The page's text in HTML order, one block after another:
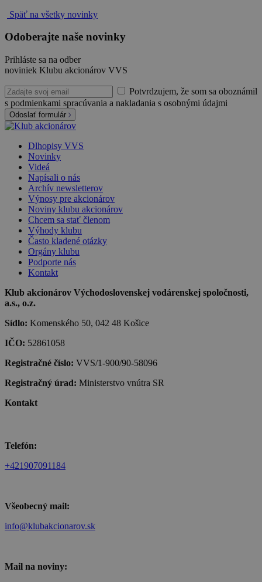
Späť na všetky novinky
Odoberajte naše novinky
Prihláste sa na odber
noviniek Klubu akcionárov VVS
Potvrdzujem, že som sa oboznámil
s podmienkami spracúvania a nakladania s osobnými údajmi
Odoslať formulár
Dlhopisy VVS
Novinky
Videá
Napísali o nás
Archív newsletterov
Výnosy pre akcionárov
Noviny klubu akcionárov
Chcem sa stať členom
Výhody klubu
Často kladené otázky
Orgány klubu
Podporte nás
Kontakt
Klub akcionárov Východoslovenskej vodárenskej spoločnosti,
a.s., o.z.
Sídlo: Komenského 50, 042 48 Košice
IČO: 52861058
Registračné číslo: VVS/1-900/90-58096
Registračný úrad: Ministerstvo vnútra SR
Kontakt
Telefón:
+421907091184
Všeobecný mail:
info@klubakcionarov.sk
Mail na noviny: